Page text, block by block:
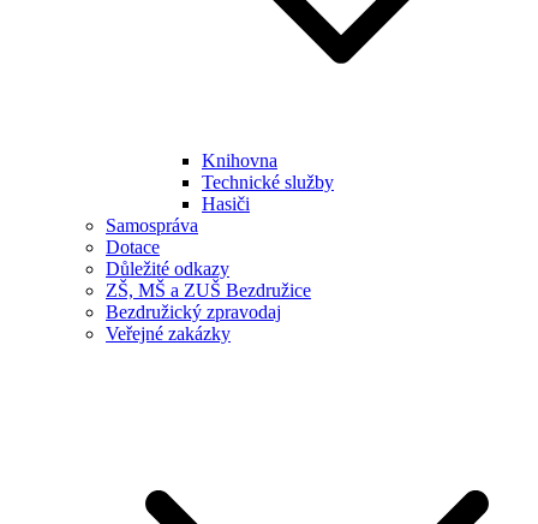
Knihovna
Technické služby
Hasiči
Samospráva
Dotace
Důležité odkazy
ZŠ, MŠ a ZUŠ Bezdružice
Bezdružický zpravodaj
Veřejné zakázky